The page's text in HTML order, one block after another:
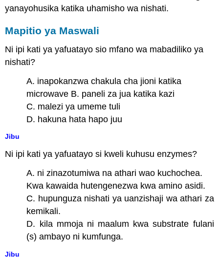
yanayohusika katika uhamisho wa nishati.
Mapitio ya Maswali
Ni ipi kati ya yafuatayo sio mfano wa mabadiliko ya
nishati?
A. inapokanzwa chakula cha jioni katika
microwave B. paneli za jua katika kazi
C. malezi ya umeme tuli
D. hakuna hata hapo juu
Jibu
Ni ipi kati ya yafuatayo si kweli kuhusu enzymes?
A. ni zinazotumiwa na athari wao kuchochea.
Kwa kawaida hutengenezwa kwa amino asidi.
C. hupunguza nishati ya uanzishaji wa athari za
kemikali.
D. kila mmoja ni maalum kwa substrate fulani
(s) ambayo ni kumfunga.
Jibu